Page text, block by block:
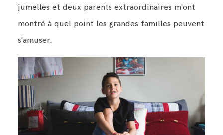
jumelles et deux parents extraordinaires m'ont
montré à quel point les grandes familles peuvent
s'amuser.